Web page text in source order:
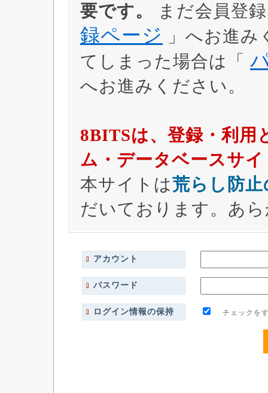
要です。
まだ会員登
録ページ
」へお進
てしまった場合は「
へお進みください。
8BITSは、登録・利用
ム・データベースサ
本サイトは荒らし防
だいております。あ
アカウント
パスワード
ログイン情報の保持 チェックをす